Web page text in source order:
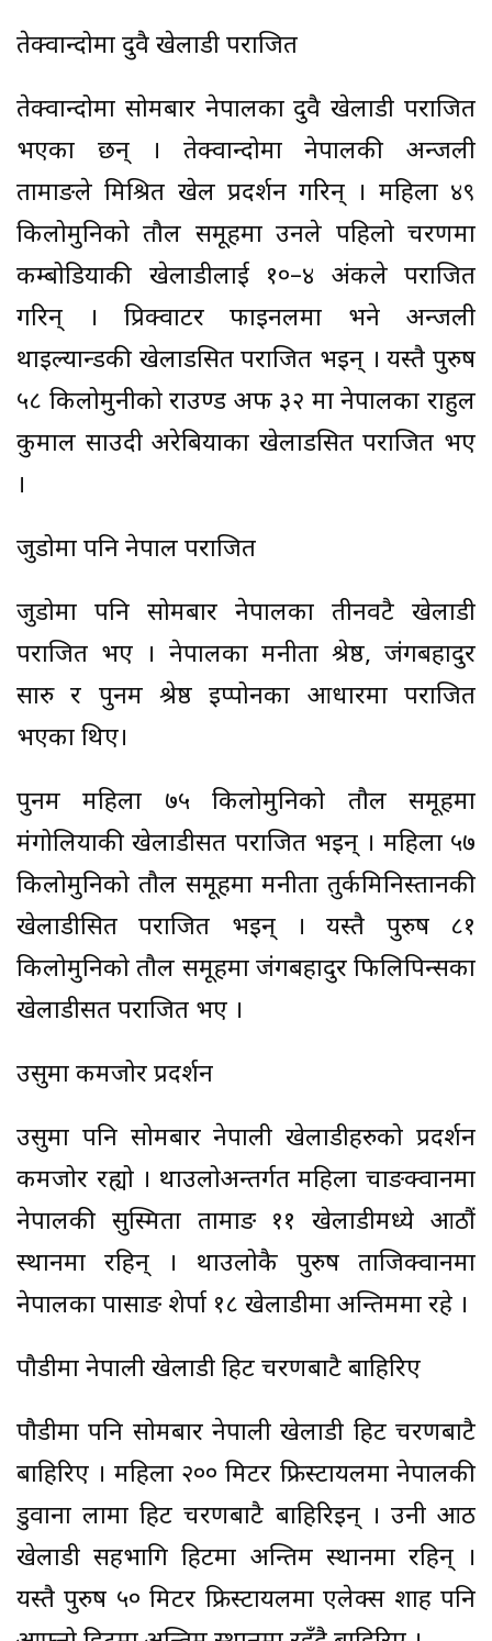
तेक्वान्दोमा दुवै खेलाडी पराजित
तेक्वान्दोमा सोमबार नेपालका दुवै खेलाडी पराजित
भएका छन् । तेक्वान्दोमा नेपालकी अन्जली
तामाङले मिश्रित खेल प्रदर्शन गरिन् । महिला ४९
किलोमुनिको तौल समूहमा उनले पहिलो चरणमा
कम्बोडियाकी खेलाडीलाई १०–४ अंकले पराजित
गरिन् । प्रिक्वाटर फाइनलमा भने अन्जली
थाइल्यान्डकी खेलाडसित पराजित भइन् । यस्तै पुरुष
५८ किलोमुनीको राउण्ड अफ ३२ मा नेपालका राहुल
कुमाल साउदी अरेबियाका खेलाडसित पराजित भए
।
जुडोमा पनि नेपाल पराजित
जुडोमा पनि सोमबार नेपालका तीनवटै खेलाडी
पराजित भए । नेपालका मनीता श्रेष्ठ, जंगबहादुर
सारु र पुनम श्रेष्ठ इप्पोनका आधारमा पराजित
भएका थिए।
पुनम महिला ७५ किलोमुनिको तौल समूहमा
मंगोलियाकी खेलाडीसत पराजित भइन् । महिला ५७
किलोमुनिको तौल समूहमा मनीता तुर्कमिनिस्तानकी
खेलाडीसित पराजित भइन् । यस्तै पुरुष ८१
किलोमुनिको तौल समूहमा जंगबहादुर फिलिपिन्सका
खेलाडीसत पराजित भए ।
उसुमा कमजोर प्रदर्शन
उसुमा पनि सोमबार नेपाली खेलाडीहरुको प्रदर्शन
कमजोर रह्यो । थाउलोअन्तर्गत महिला चाङक्वानमा
नेपालकी सुस्मिता तामाङ ११ खेलाडीमध्ये आठौं
स्थानमा रहिन् । थाउलोकै पुरुष ताजिक्वानमा
नेपालका पासाङ शेर्पा १८ खेलाडीमा अन्तिममा रहे ।
पौडीमा नेपाली खेलाडी हिट चरणबाटै बाहिरिए
पौडीमा पनि सोमबार नेपाली खेलाडी हिट चरणबाटै
बाहिरिए । महिला २०० मिटर फ्रिस्टायलमा नेपालकी
डुवाना लामा हिट चरणबाटै बाहिरिइन् । उनी आठ
खेलाडी सहभागि हिटमा अन्तिम स्थानमा रहिन् ।
यस्तै पुरुष ५० मिटर फ्रिस्टायलमा एलेक्स शाह पनि